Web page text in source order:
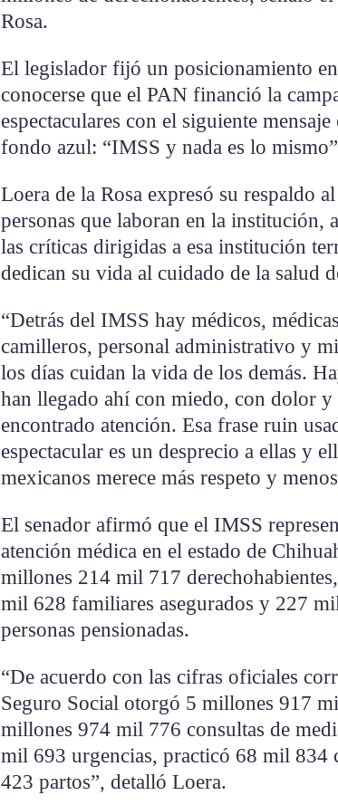
Rosa.
El legislador fijó un posicionamiento
conocerse que el PAN financió la
espectaculares con el siguiente
fondo azul: “IMSS y nada es lo
Loera de la Rosa expresó su respaldo
personas que laboran en la institución,
las críticas dirigidas a esa institución
dedican su vida al cuidado de la salud
“Detrás del IMSS hay médicos,
camilleros, personal administrativo y
los días cuidan la vida de los demás.
han llegado ahí con miedo, con dolor
encontrado atención. Esa frase ruin
espectacular es un desprecio a ellas y
mexicanos merece más respeto y
El senador afirmó que el IMSS
atención médica en el estado de
millones 214 mil 717
mil 628 familiares asegurados y 227
personas pensionadas.
“De acuerdo con las cifras oficiales
Seguro Social otorgó 5 millones 917
millones 974 mil 776 consultas de
mil 693 urgencias, practicó 68 mil 834
423 partos”, detalló Loera.